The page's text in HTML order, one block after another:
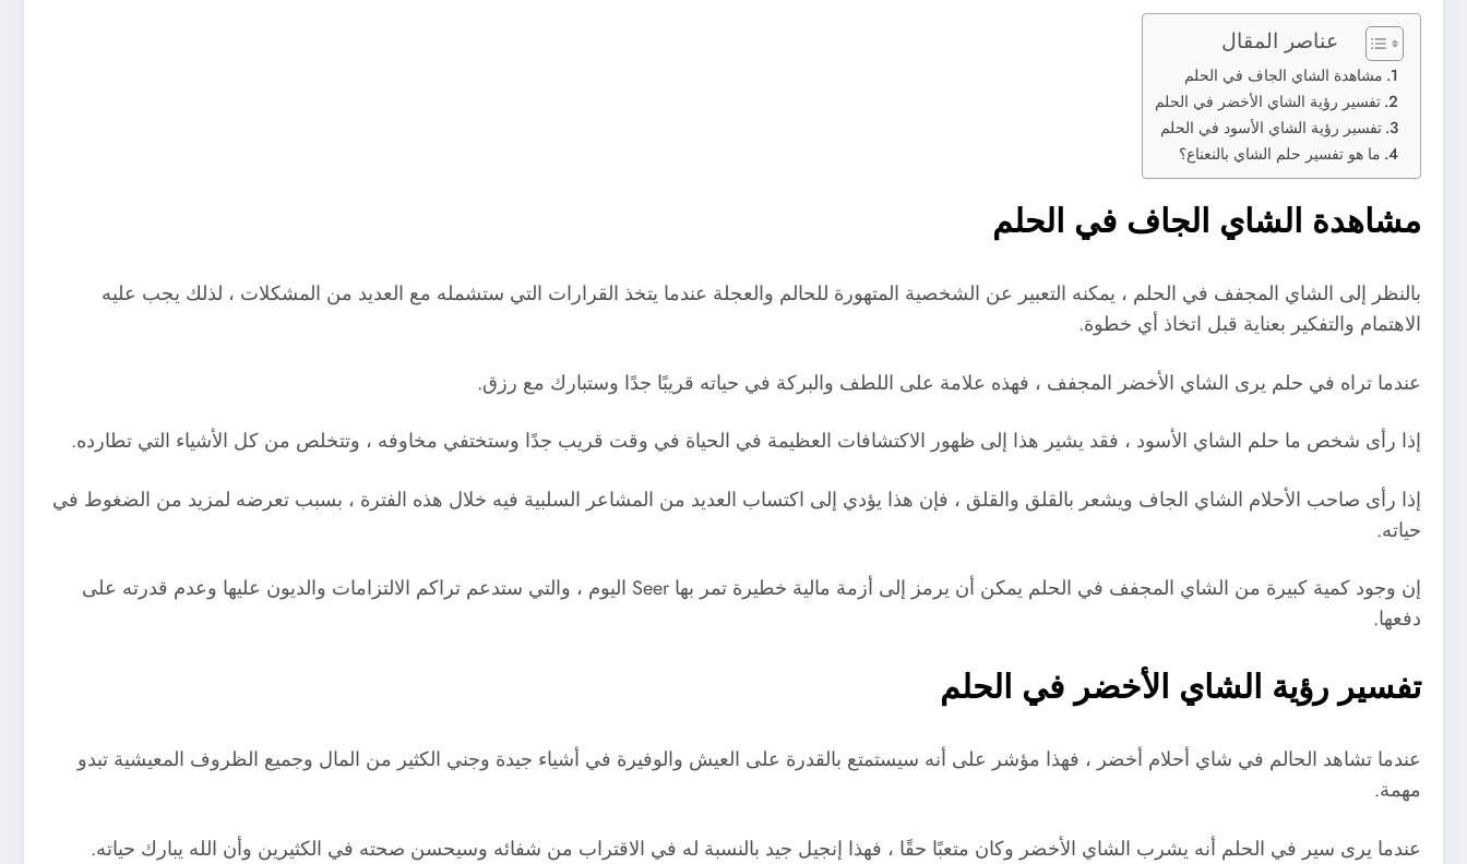
عناصر المقال
مشاهدة الشاي الجاف في الحلم
تفسير رؤية الشاي الأخضر في الحلم
تفسير رؤية الشاي الأسود في الحلم
ما هو تفسير حلم الشاي بالنعناع؟
مشاهدة الشاي الجاف في الحلم
بالنظر إلى الشاي المجفف في الحلم ، يمكنه التعبير عن الشخصية المتهورة للحالم والعجلة عندما يتخذ القرارات التي ستشمله مع العديد من المشكلات ، لذلك يجب عليه
الاهتمام والتفكير بعناية قبل اتخاذ أي خطوة.
عندما تراه في حلم يرى الشاي الأخضر المجفف ، فهذه علامة على اللطف والبركة في حياته قريبًا جدًا وستبارك مع رزق.
إذا رأى شخص ما حلم الشاي الأسود ، فقد يشير هذا إلى ظهور الاكتشافات العظيمة في الحياة في وقت قريب جدًا وستختفي مخاوفه ، وتتخلص من كل الأشياء التي تطارده.
إذا رأى صاحب الأحلام الشاي الجاف ويشعر بالقلق والقلق ، فإن هذا يؤدي إلى اكتساب العديد من المشاعر السلبية فيه خلال هذه الفترة ، بسبب تعرضه لمزيد من الضغوط في
حياته.
إن وجود كمية كبيرة من الشاي المجفف في الحلم يمكن أن يرمز إلى أزمة مالية خطيرة تمر بها Seer اليوم ، والتي ستدعم تراكم الالتزامات والديون عليها وعدم قدرته على
دفعها.
تفسير رؤية الشاي الأخضر في الحلم
عندما تشاهد الحالم في شاي أحلام أخضر ، فهذا مؤشر على أنه سيستمتع بالقدرة على العيش والوفيرة في أشياء جيدة وجني الكثير من المال وجميع الظروف المعيشية تبدو
مهمة.
عندما يرى سير في الحلم أنه يشرب الشاي الأخضر وكان متعبًا حقًا ، فهذا إنجيل جيد بالنسبة له في الاقتراب من شفائه وسيحسن صحته في الكثيرين وأن الله يبارك حياته.